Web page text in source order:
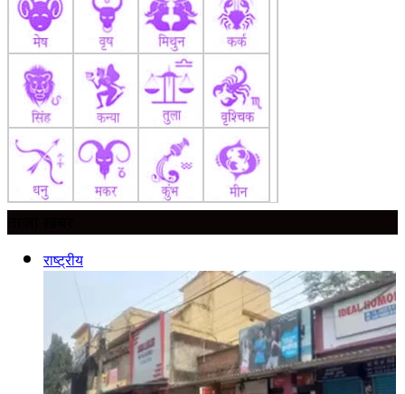
राष्ट्रीय